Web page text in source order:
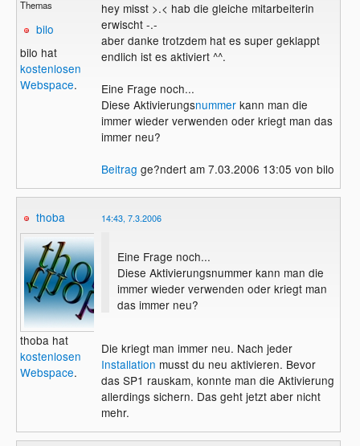
Themas
bilo
bilo hat
kostenlosen
Webspace.
hey misst >.< hab die gleiche mitarbeiterin
erwischt -.-
aber danke trotzdem hat es super geklappt
endlich ist es aktiviert ^^.
Eine Frage noch...
Diese Aktivierungsnummerkann man die
immer wieder verwenden oder kriegt man das
immer neu?
Beitrag ge?ndert am 7.03.2006 13:05 von bilo
thoba
thoba hat
kostenlosen
Webspace.
14:43, 7.3.2006
Eine Frage noch...
Diese Aktivierungsnummer kann man die
immer wieder verwenden oder kriegt man
das immer neu?
Die kriegt man immer neu. Nach jeder
Installation musst du neu aktivieren. Bevor
das SP1 rauskam, konnte man die Aktivierung
allerdings sichern. Das geht jetzt aber nicht
mehr.